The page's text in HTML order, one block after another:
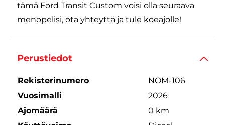
tämä Ford Transit Custom voisi olla seuraava
menopelisi, ota yhteyttä ja tule koeajolle!
Perustiedot
Rekisterinumero
NOM-106
Vuosimalli
2026
Ajomäärä
0 km